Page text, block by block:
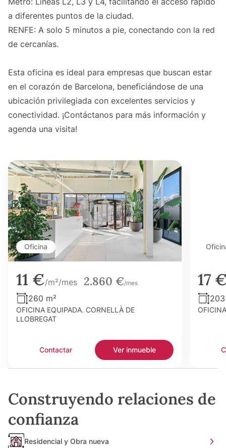
a diferentes puntos de la ciudad.
RENFE: A solo 5 minutos a pie, conectando con la red
de cercanías.
Esta oficina es ideal para empresas que buscan estar
en el corazón de Barcelona, beneficiándose de una
ubicación privilegiada con excelentes servicios y
conectividad. ¡Contáctanos para más información y
agenda una visita!
Oficina
11 €/m²/mes 2.860 €/mes
260 m²
OFICINA EQUIPADA. CORNELLÀ DE
LLOBREGAT
Contactar Ver inmueble
17
Construyendo relaciones de
confianza
Residencial y Obra nueva